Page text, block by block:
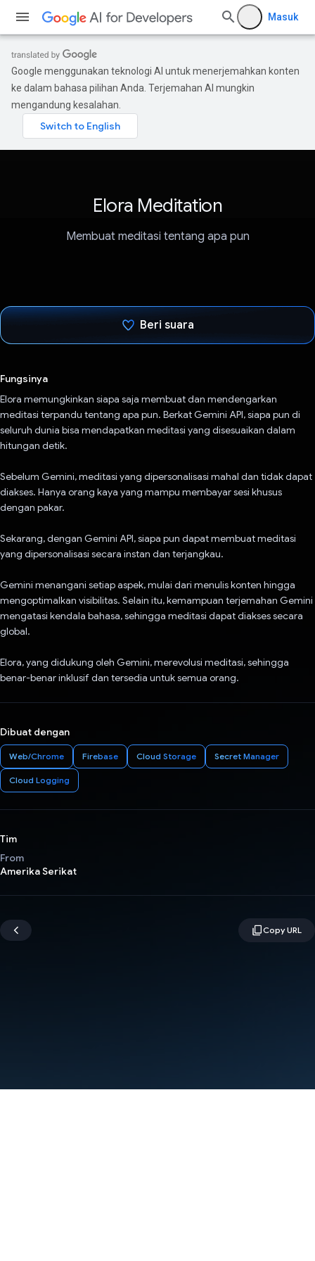
Masuk
Google menggunakan teknologi AI untuk menerjemahkan konten
ke dalam bahasa pilihan Anda. Terjemahan AI mungkin
mengandung kesalahan.
Elora Meditation
Membuat meditasi tentang apa pun
Beri suara
Fungsinya
Elora memungkinkan siapa saja membuat dan mendengarkan
meditasi terpandu tentang apa pun. Berkat Gemini API, siapa pun di
seluruh dunia bisa mendapatkan meditasi yang disesuaikan dalam
hitungan detik.
Sebelum Gemini, meditasi yang dipersonalisasi mahal dan tidak dapat
diakses. Hanya orang kaya yang mampu membayar sesi khusus
dengan pakar.
Sekarang, dengan Gemini API, siapa pun dapat membuat meditasi
yang dipersonalisasi secara instan dan terjangkau.
Gemini menangani setiap aspek, mulai dari menulis konten hingga
mengoptimalkan visibilitas. Selain itu, kemampuan terjemahan Gemini
mengatasi kendala bahasa, sehingga meditasi dapat diakses secara
global.
Elora, yang didukung oleh Gemini, merevolusi meditasi, sehingga
benar-benar inklusif dan tersedia untuk semua orang.
Dibuat dengan
Web/Chrome Firebase Cloud Storage Secret Manager
Cloud Logging
Tim
From
Amerika Serikat